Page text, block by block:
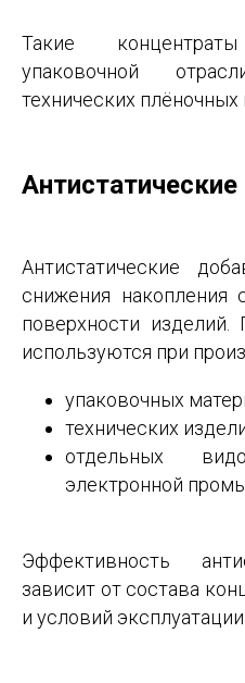
Такие
упаковочной
технических плёночных
Антистатические
Антистатические
снижения накопления
поверхности
используются при
упаковочных
технических
отдельных
электронной
Эффективность
зависит от состава
и условий эксплуатации